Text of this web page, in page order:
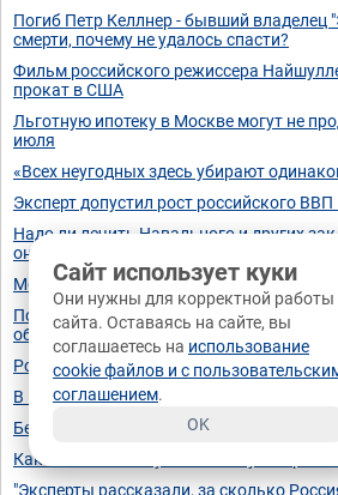
Погиб Петр Келлнер - бывший владелец
смерти, почему не удалось спасти?
Фильм российского режиссера
прокат в США
Льготную ипотеку в Москве могут не
июля
«Всех неугодных здесь убирают
Эксперт допустил рост российского ВВП
Надо ли лечить Навального и других
они мучаются за свои преступления
Москва переходит на удалёнку
Послание Путина Федеральному
обращения Президента в апреле 2021
Российский миллионер погиб в
В России предложили расширить круг
Бесплатное питание в школе с сентября
Какие законы вступают в силу в апреле
"Эксперты рассказали, за сколько
Сайт использует куки
Они нужны для корректной работы
сайта. Оставаясь на сайте, вы
соглашаетесь на использование
cookie файлов и с
соглашением.
OK